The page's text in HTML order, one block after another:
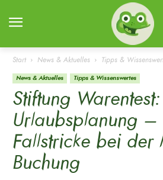
Start News & Aktuelles Tipps &
News & Aktuelles Tipps & Wissenswertes
Stiftung Warentest:
Urlaubsplanung –
Fallstricke bei der
Buchung